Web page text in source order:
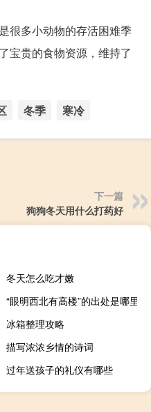
很多小动物的存活困难季
宝贵的食物资源，维持了
冬季 寒冷
下一篇
狗狗冬天用什么打药好
冬天怎么吃才嫩
“眼明西北有高楼”的出处是哪里
冰箱整理攻略
描写浓浓乡情的诗词
过年送孩子的礼仪有哪些